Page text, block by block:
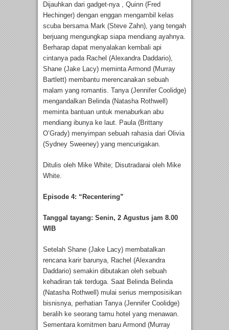
Dijauhkan dari gadget-nya , Quinn (Fred
Hechinger) dengan enggan mengambil kelas
scuba bersama Mark (Steve Zahn), yang tengah
berjuang mengungkap siapa mendiang ayahnya.
Berharap dapat menyalakan kembali api
cintanya pada Rachel (Alexandra Daddario),
Shane (Jake Lacy) meminta Armond (Murray
Bartlett) membantu merencanakan sebuah
malam yang romantis. Tanya (Jennifer Coolidge)
mengandalkan Belinda (Natasha Rothwell)
meminta bantuan untuk menaburkan abu
mendiang ibunya ke laut. Paula (Brittany
O’Grady) menyimpan sebuah rahasia dari Olivia
(Sydney Sweeney) yang mencurigakan.
Ditulis oleh Mike White; Disutradarai oleh Mike
White.
Episode 4: “Recentering”
Tanggal tayang: Senin, 2 Agustus jam 8.00
WIB
Setelah Shane (Jake Lacy) membatalkan
rencana karir barunya, Rachel (Alexandra
Daddario) semakin dibutakan oleh sebuah
kehadiran tak terduga. Saat Belinda Belinda
(Natasha Rothwell) mulai serius memposisikan
bisnisnya, perhatian Tanya (Jennifer Coolidge)
beralih ke seorang tamu hotel yang menawan.
Sementara komitmen baru Armond (Murray